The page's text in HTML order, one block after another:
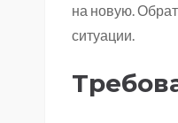
на новую.
ситуации.